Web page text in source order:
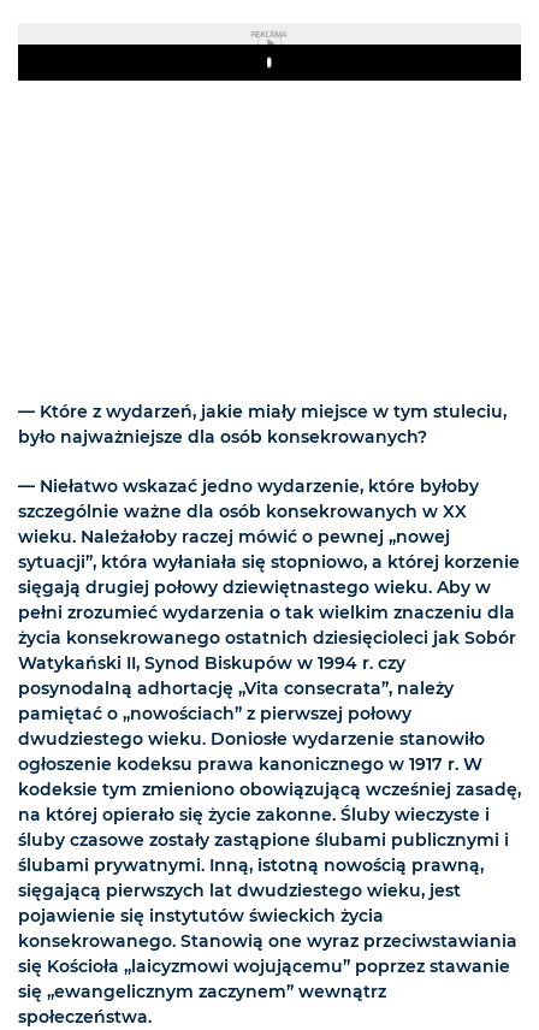
REKLAMA
Play
— Które z wydarzeń, jakie miały miejsce w tym stuleciu,
było najważniejsze dla osób konsekrowanych?
— Niełatwo wskazać jedno wydarzenie, które byłoby
szczególnie ważne dla osób konsekrowanych w XX
wieku. Należałoby raczej mówić o pewnej „nowej
sytuacji”, która wyłaniała się stopniowo, a której korzenie
sięgają drugiej połowy dziewiętnastego wieku. Aby w
pełni zrozumieć wydarzenia o tak wielkim znaczeniu dla
życia konsekrowanego ostatnich dziesięcioleci jak Sobór
Watykański II, Synod Biskupów w 1994 r. czy
posynodalną adhortację „Vita consecrata”, należy
pamiętać o „nowościach” z pierwszej połowy
dwudziestego wieku. Doniosłe wydarzenie stanowiło
ogłoszenie kodeksu prawa kanonicznego w 1917 r. W
kodeksie tym zmieniono obowiązującą wcześniej zasadę,
na której opierało się życie zakonne. Śluby wieczyste i
śluby czasowe zostały zastąpione ślubami publicznymi i
ślubami prywatnymi. Inną, istotną nowością prawną,
sięgającą pierwszych lat dwudziestego wieku, jest
pojawienie się instytutów świeckich życia
konsekrowanego. Stanowią one wyraz przeciwstawiania
się Kościoła „laicyzmowi wojującemu” poprzez stawanie
się „ewangelicznym zaczynem” wewnątrz
społeczeństwa.